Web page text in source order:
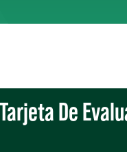
Tarjeta De